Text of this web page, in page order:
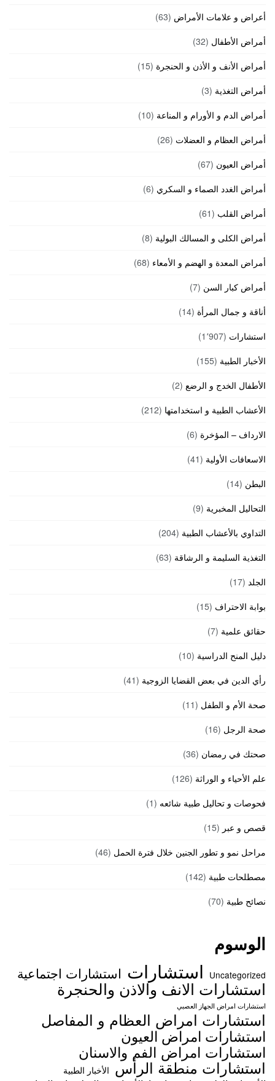
أعراض و علامات الأمراض (63)
أمراض الأطفال (32)
أمراض الأنف و الأذن و الحنجرة (15)
أمراض التغذية (3)
أمراض الدم و الأورام و المناعة (10)
أمراض العظام و العضلات (26)
أمراض العيون (67)
أمراض الغدد الصماء و السكري (6)
أمراض القلب (61)
أمراض الكلى و المسالك البولية (8)
أمراض المعدة و الهضم و الأمعاء (68)
أمراض كبار السن (7)
أناقة و جمال المرأة (14)
استشارات (1٬907)
الأخبار الطبية (155)
الأطفال الخدج و الرضع (2)
الأعشاب الطبية و استخدامتها (212)
الارداف – المؤخرة (6)
الاسعافات الأولية (41)
البطن (14)
التحاليل المخبرية (9)
التداوي بالأعشاب الطبية (204)
التغذية السليمة و الرشاقة (63)
الجلد (17)
بوابة الاحتراف (15)
حقائق علمية (7)
دليل المنح الدراسية (10)
رأي الدين في بعض القضايا الزوجية (41)
صحة الأم و الطفل (11)
صحة الرجل (16)
صحتك في رمضان (36)
علم الأحياء و الوراثة (126)
فحوصات و تحاليل طبية شائعه (1)
قصص و عبر (15)
مراحل نمو و تطور الجنين خلال فترة الحمل (46)
مصطلحات طبية (142)
نصائح طبية (70)
الوسوم
Uncategorized استشارات استشارات اجتماعية
استشارات الانف والاذن والحنجرة
استشارات امراض الجهاز العصبي
استشارات امراض العظام و المفاصل
استشارات امراض العيون
استشارات امراض الفم والاسنان
استشارات منطقة الرأس الأخبار الطبية